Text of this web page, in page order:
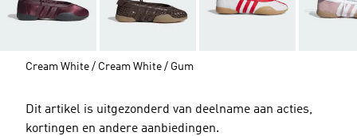
Cream White / Cream White / Gum
Dit artikel is uitgezonderd van deelname aan acties,
kortingen en andere aanbiedingen.